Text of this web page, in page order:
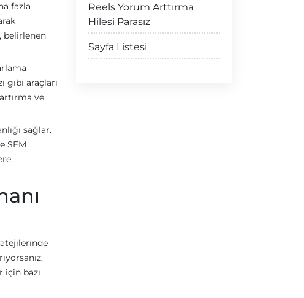
fazla
belirlenen
gibi araçları
ve
sağlar.
SEM
için bazı
Reels Yorum Arttırma
Hilesi Parasız
Sayfa Listesi